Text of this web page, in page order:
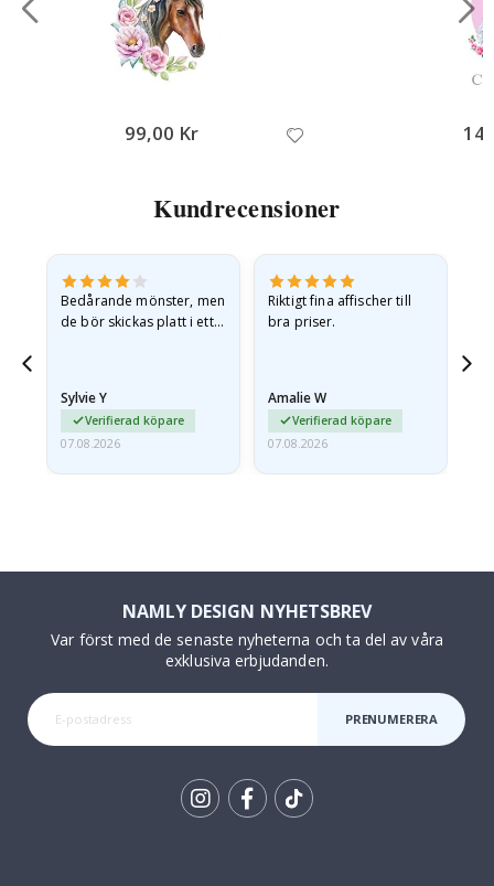
99,00 Kr
Kundrecensioner
Bedårande mönster, men
de bör skickas platt i ett
Sylvie Y
Verifierad köpare
07.08.2026
Riktigt fina affischer till
bra priser.
Amalie W
Verifierad köpare
07.08.2026
NAMLY DESIGN NYHETSBREV
Var först med de senaste nyheterna och ta del av våra
exklusiva erbjudanden.
PRENUMERERA